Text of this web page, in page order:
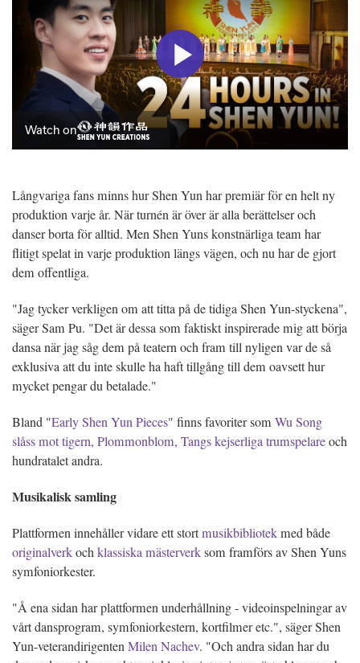
Långvariga fans minns hur Shen Yun har premiär för en helt ny
produktion varje år. När turnén är över är alla berättelser och
danser borta för alltid. Men Shen Yuns konstnärliga team har
flitigt spelat in varje produktion längs vägen, och nu har de gjort
dem offentliga.
"Jag tycker verkligen om att titta på de tidiga Shen Yun-styckena",
säger Sam Pu. "Det är dessa som faktiskt inspirerade mig att börja
dansa när jag såg dem på teatern och fram till nyligen var de så
exklusiva att du inte skulle ha haft tillgång till dem oavsett hur
mycket pengar du betalade."
Bland "Early Shen Yun Pieces" finns favoriter somWu Song
slåss mot tigern, Plommonblom, Tangs kejserliga trumspelareoch
hundratalet andra.
Musikalisk samling
Plattformen innehåller vidare ett stortmusikbibliotekmed både
originalverkochklassiska mästerverksom framförs av Shen Yuns
symfoniorkester.
"Å ena sidan har plattformen underhållning - videoinspelningar av
vårt dansprogram, symfoniorkestern, kortfilmer etc.", säger Shen
Yun-veterandirigentenMilen Nachev. "Och andra sidan har du